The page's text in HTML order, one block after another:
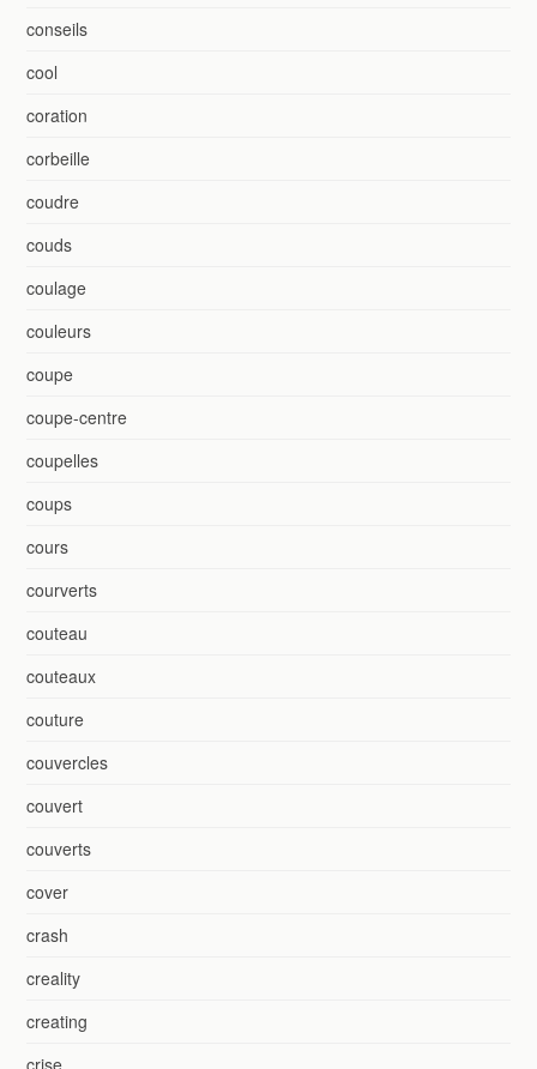
conseils
cool
coration
corbeille
coudre
couds
coulage
couleurs
coupe
coupe-centre
coupelles
coups
cours
courverts
couteau
couteaux
couture
couvercles
couvert
couverts
cover
crash
creality
creating